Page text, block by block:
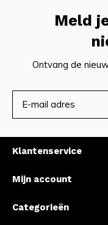
Meld
Ontvang de
Klantenservice
Mijn account
Categorieën